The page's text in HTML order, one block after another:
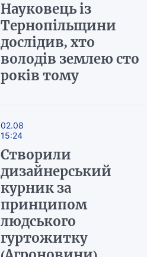
Науковець із
Тернопільщини
дослідив, хто
володів землею сто
років тому
02.08
15:24
Створили
дизайнерський
курник за
принципом
людського
гуртожитку